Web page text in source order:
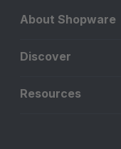
About Shopware
Discover
Resources